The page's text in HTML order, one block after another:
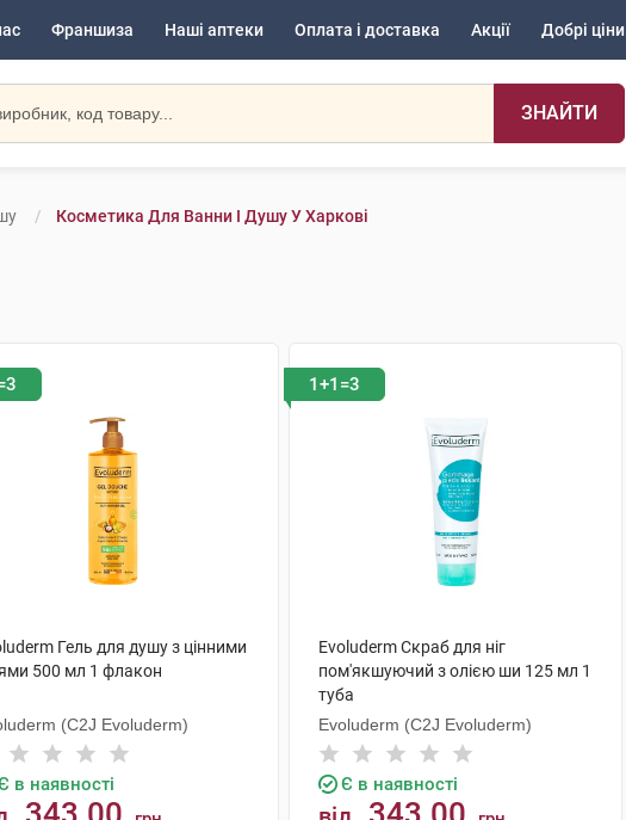
Франшиза Наші аптеки Оплата і доставка Акції Добрі ціни
ЗНАЙТИ
Косметика Для Ванни І Душу У Харкові
Гель для душу з цінними
500 мл 1 флакон
(C2J Evoluderm)
в наявності
1+1=3
Evoluderm Скраб для ніг
пом'якшуючий з олією ши 125 мл 1
туба
Evoluderm (C2J Evoluderm)
Є в наявності